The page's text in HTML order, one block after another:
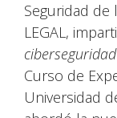
Seguridad de
LEGAL,
Curso de
Universidad